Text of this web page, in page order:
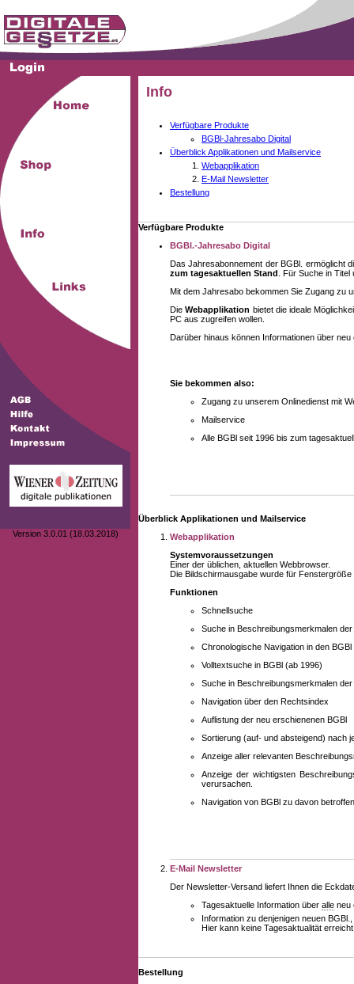
Version 3.0.01 (18.03.2018)
Info
Verfügbare Produkte
BGBl-Jahresabo Digital
Überblick Applikationen und Mailservice
Webapplikation
E-Mail Newsletter
Bestellung
Verfügbare Produkte
BGBl.-Jahresabo Digital
Das Jahresabonnement der BGBl. ermöglicht
zum tagesaktuellen Stand . Für Suche in
Mit dem Jahresabo bekommen Sie Zugang zu
DieWebapplikation bietet die ideale
PC aus zugreifen wollen.
Darüber hinaus können Informationen über
Sie bekommen also:
Zugang zu unserem Onlinedienst mit
Mailservice
Alle BGBl seit 1996 bis zum
Überblick Applikationen und Mailservice
Webapplikation
Systemvoraussetzungen
Einer der üblichen, aktuellen Webbrowser.
Die Bildschirmausgabe wurde für
Funktionen
Schnellsuche
Suche in Beschreibungsmerkmalen
Chronologische Navigation in den BGBl
Volltextsuche in BGBl (ab 1996)
Suche in Beschreibungsmerkmalen
Navigation über den Rechtsindex
Auflistung der neu erschienenen BGBl
Sortierung (auf- und absteigend) nach
Anzeige aller relevanten
Anzeige der wichtigsten
verursachen.
Navigation von BGBl zu davon
E-Mail Newsletter
Der Newsletter-Versand liefert Ihnen die
Tagesaktuelle Information über alle neu
Information zu denjenigen neuen
Hier kann keine Tagesaktualität
Bestellung